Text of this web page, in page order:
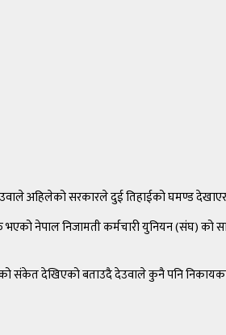
अहिलेको सरकारले दुई तिहाईको घमण्ड
नेपाल निजामती कर्मचारी युनियन (संघ) को
संकेत देखिएको बताउदै देउवाले कुनै पनि निकायका